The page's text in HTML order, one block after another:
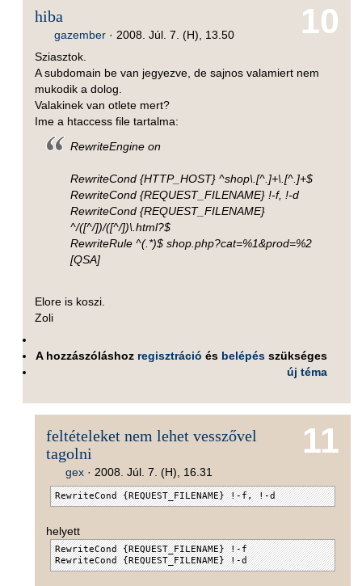
10
hiba
gazember· 2008. Júl. 7. (H), 13.50
Sziasztok.
A subdomain be van jegyezve, de sajnos valamiert nem
mukodik a dolog.
Valakinek van otlete mert?
Ime a htaccess file tartalma:
RewriteEngine on
RewriteCond {HTTP_HOST} ^shop\.[^.]+\.[^.]+$
RewriteCond {REQUEST_FILENAME} !-f, !-d
RewriteCond {REQUEST_FILENAME}
^/([^/])/([^/])\.html?$
RewriteRule ^(.*)$ shop.php?cat=%1&prod=%2
[QSA]
Elore is koszi.
Zoli
A hozzászóláshoz regisztráció és belépés szükséges
új téma
11
feltételeket nem lehet vesszővel
tagolni
gex· 2008. Júl. 7. (H), 16.31
RewriteCond {REQUEST_FILENAME} !-f, !-d
helyett
RewriteCond {REQUEST_FILENAME} !-f
RewriteCond {REQUEST_FILENAME} !-d